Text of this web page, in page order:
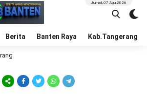
Berita Banten Raya Kab.Tangerang
Jumat, 07 Agu 2026